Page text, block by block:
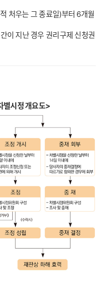
처우는 그 종료일)부터 6개월
이 지난 경우 권리구제 신청권
별시정 개요도>